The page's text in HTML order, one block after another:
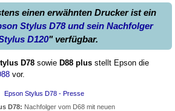
einen erwähnten Drucker ist ein
Stylus D78 und sein Nachfolger
D120" verfügbar.
D78 sowie D88 plus stellt Epson die
vor.
D78: Nachfolger vom D68 mit neuen